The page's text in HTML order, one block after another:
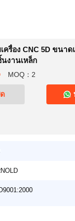
เครื่อง CNC 5D ขนา
นงานเหล็ก
MOQ：2